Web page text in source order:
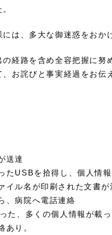
は、多大な御迷惑をおか
経路を含め全容把握に努
お詫びと事実経過をお伝
送達
たUSBを拾得し、個人情
イル名が印刷された文書が
、病院へ電話連絡
た、多くの個人情報が載
あり。